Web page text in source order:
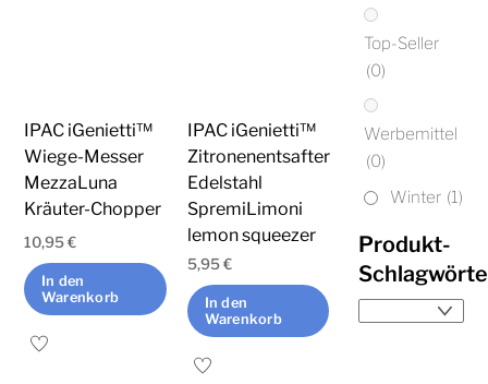
auf
der
Produktseite
gewählt
werden
IPAC iGenietti™
Wiege-Messer
MezzaLuna
Kräuter-Chopper
10,95€
In den
Warenkorb
IPAC iGenietti™
Zitronenentsafter
Edelstahl
SpremiLimoni
lemon squeezer
5,95€
In den
Warenkorb
Top-Seller
(0)
Werbemittel
(0)
Winter (1)
Produkt-